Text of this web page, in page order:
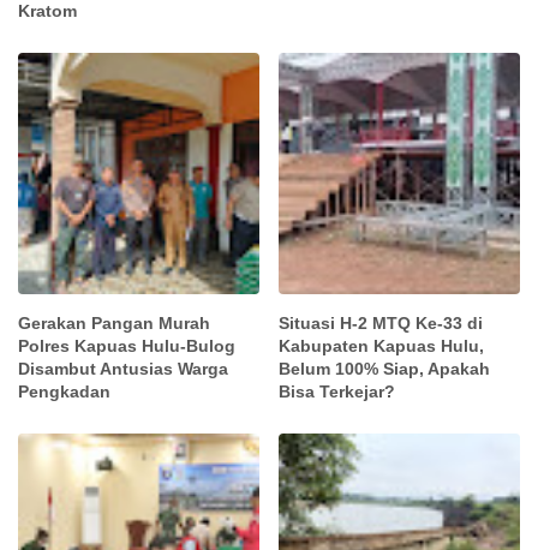
Kratom
Gerakan Pangan Murah
Polres Kapuas Hulu-Bulog
Disambut Antusias Warga
Pengkadan
Situasi H-2 MTQ Ke-33 di
Kabupaten Kapuas Hulu,
Belum 100% Siap, Apakah
Bisa Terkejar?